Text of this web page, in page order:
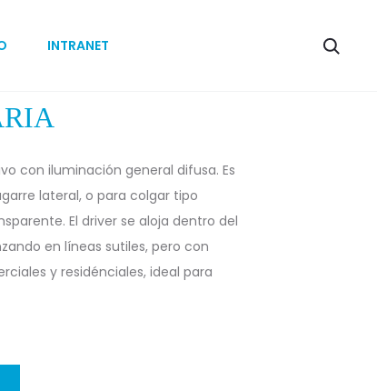
INTRANET
MINI
con iluminación general difusa. Es
lateral, o para colgar tipo
El driver se aloja dentro del
en líneas sutiles, pero con
y residénciales, ideal para